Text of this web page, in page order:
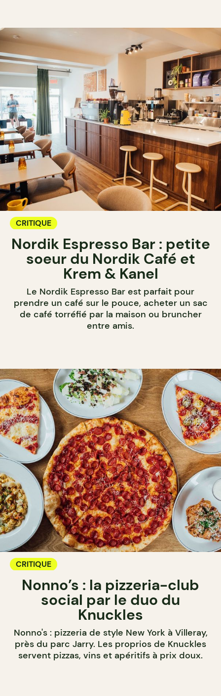
CRITIQUE
Nordik Espresso Bar : petite
soeur du Nordik Café et
Krem & Kanel
Le Nordik Espresso Bar est parfait pour
prendre un café sur le pouce, acheter un sac
de café torréfié par la maison ou bruncher
entre amis.
CRITIQUE
Nonno’s : la pizzeria-club
social par le duo du
Knuckles
Nonno's : pizzeria de style New York à Villeray,
près du parc Jarry. Les proprios de Knuckles
servent pizzas, vins et apéritifs à prix doux.